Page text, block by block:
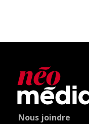
Nous joindre